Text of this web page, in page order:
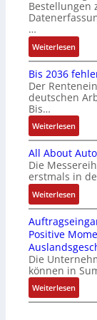
i
F
a
n
u
c
C
-
S
y
t
e
m
e
e
u
n
b
e
ä
t
i
g
R
e
i
e
g
a
r
m
u
l
t
i
v
r
i
b
l
e
S
e
u
e
r
u
n
o
s
e
I
n
t
e
g
r
a
t
i
o
n
v
o
n
A
G
V
u
n
d
Bestellungen
…
Weiterlesen:
K
I
b
r
a
u
c
h
t
S
t
r
u
k
t
u
r
Bis 2036
Der
deutschen
Bis…
Weiterlesen:
B
i
s
2
0
3
6
f
e
h
l
e
n
All About
Die
erstmals in
Weiterlesen:
A
l
l
A
b
o
u
t
Positive
Die
können in
Weiterlesen:
A